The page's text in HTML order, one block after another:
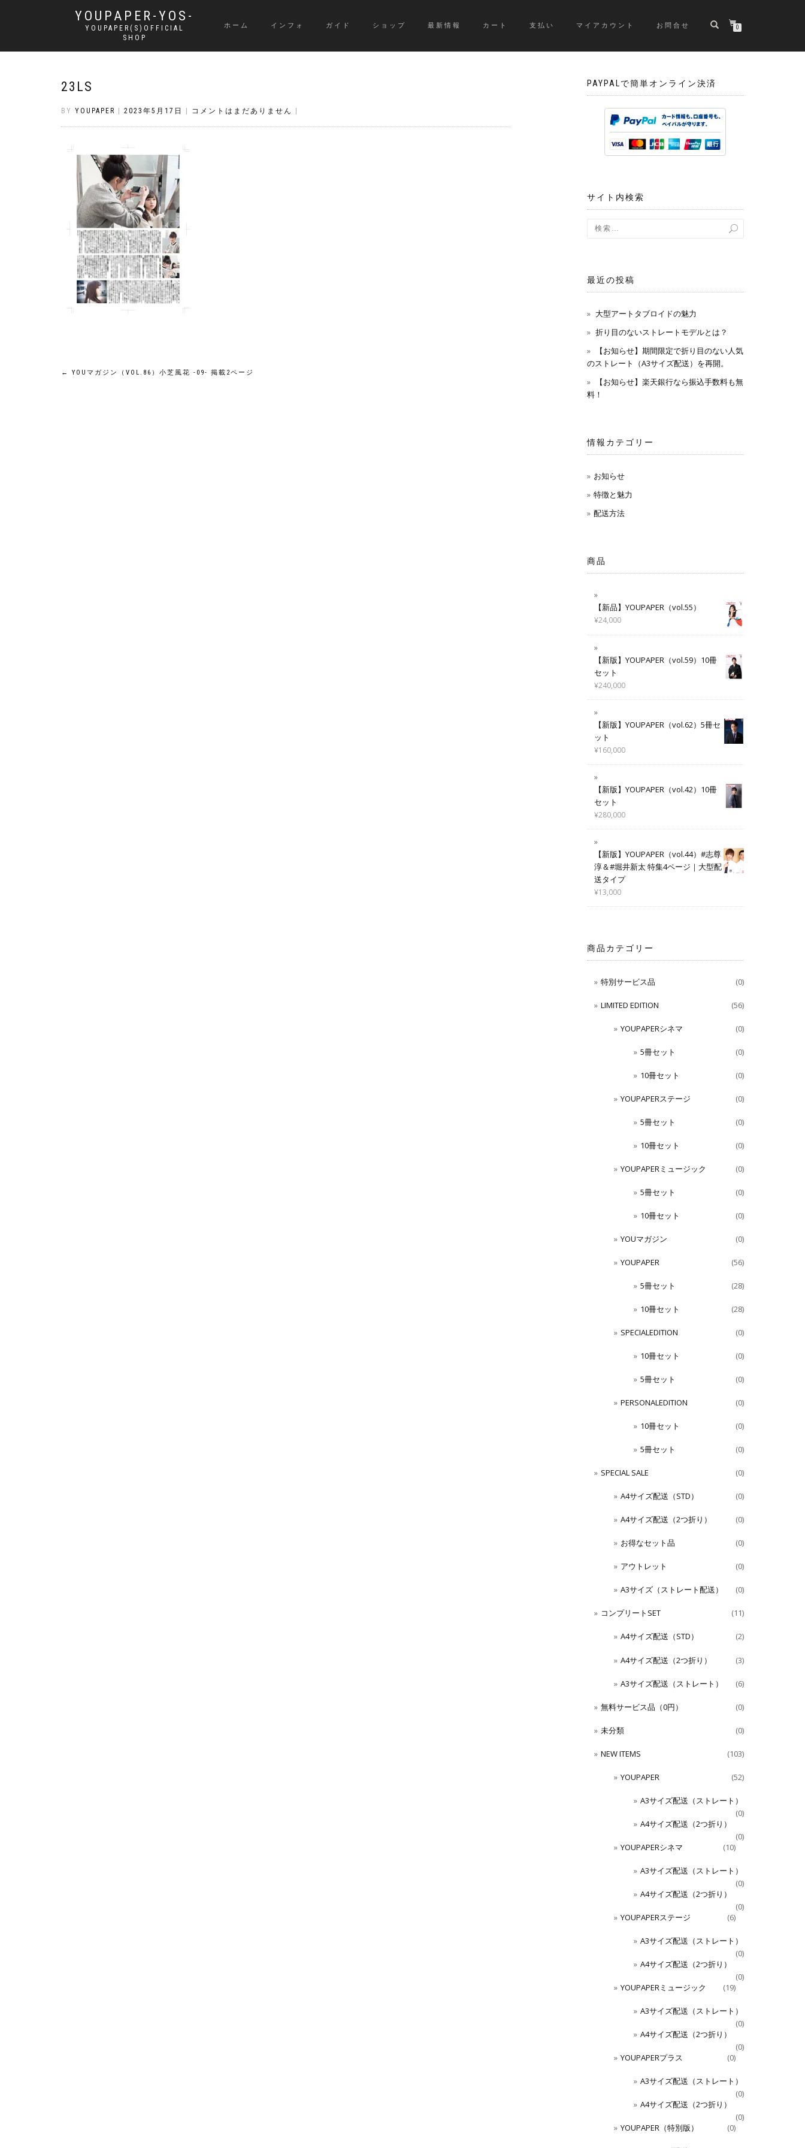
YOUPAPER-YOS-
YOUPAPER(S)OFFICIAL
SHOP
ホーム インフォ ガイド ショップ 最新情報 カート 支払い マイアカウント お問合せ 0
23LS
BY YOUPAPER 2023年5月17日 コメントはまだありません
投
← YOUマガジン（VOL.86）小芝風花 -09- 掲載2ページ
PAYPALで簡単オンライン決済
サイト内検索
最近の投稿
大型アートタブロイドの魅力
折り目のないストレートモデルとは？
【お知らせ】期間限定で折り目のない人気
のストレート（A3サイズ配送）を再開。
【お知らせ】楽天銀行なら振込手数料も無
料！
情報カテゴリー
お知らせ
特徴と魅力
配送方法
商品
【新品】YOUPAPER（vol.55）
¥24,000
【新版】YOUPAPER（vol.59）10冊
セット
¥240,000
【新版】YOUPAPER（vol.62）5冊セ
ット
¥160,000
【新版】YOUPAPER（vol.42）10冊
セット
¥280,000
【新版】YOUPAPER（vol.44）#志尊
淳＆#堀井新太 特集4ページ｜大型配
送タイプ
¥13,000
商品カテゴリー
特別サービス品 (0)
LIMITED EDITION (56)
YOUPAPERシネマ (0)
5冊セット (0)
10冊セット (0)
YOUPAPERステージ (0)
5冊セット (0)
10冊セット (0)
YOUPAPERミュージック (0)
5冊セット (0)
10冊セット (0)
YOUマガジン (0)
YOUPAPER (56)
5冊セット (28)
10冊セット (28)
SPECIALEDITION (0)
10冊セット (0)
5冊セット (0)
PERSONALEDITION (0)
10冊セット (0)
5冊セット (0)
SPECIAL SALE (0)
A4サイズ配送（STD） (0)
A4サイズ配送（2つ折り） (0)
お得なセット品 (0)
アウトレット (0)
A3サイズ（ストレート配送） (0)
コンプリートSET (11)
A4サイズ配送（STD） (2)
A4サイズ配送（2つ折り） (3)
A3サイズ配送（ストレート） (6)
無料サービス品（0円） (0)
未分類 (0)
NEW ITEMS (103)
YOUPAPER (52)
A3サイズ配送（ストレート）
(0)
A4サイズ配送（2つ折り）
(0)
YOUPAPERシネマ
(10)
A3サイズ配送（ストレート）
(0)
A4サイズ配送（2つ折り）
(0)
YOUPAPERステージ
(6)
A3サイズ配送（ストレート）
(0)
A4サイズ配送（2つ折り）
(0)
YOUPAPERミュージック
(19)
A3サイズ配送（ストレート）
(0)
A4サイズ配送（2つ折り）
(0)
YOUPAPERプラス
(0)
A3サイズ配送（ストレート）
(0)
A4サイズ配送（2つ折り）
(0)
YOUPAPER（特別版）
(0)